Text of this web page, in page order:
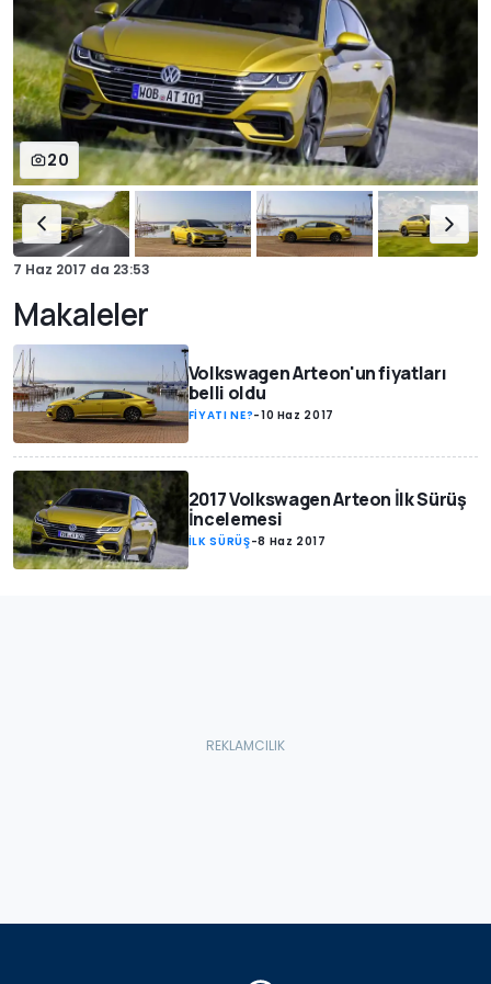
20
7 Haz 2017 da 23:53
Makaleler
Volkswagen Arteon'un fiyatları
belli oldu
FİYATI NE?-10 Haz 2017
2017 Volkswagen Arteon İlk Sürüş
İncelemesi
İLK SÜRÜŞ-8 Haz 2017